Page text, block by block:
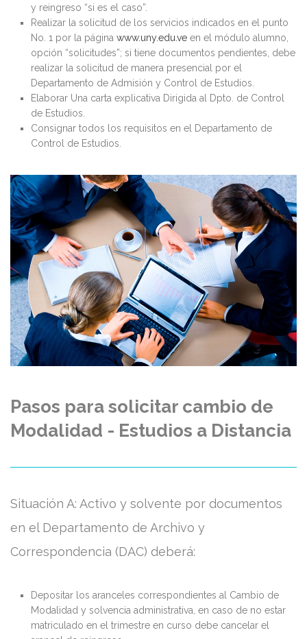
y reingreso “si es el caso”.
Realizar la solicitud de los servicios indicados en el punto
No. 1 por la página www.uny.edu.ve en el módulo alumno,
opción “solicitudes”; si tiene documentos pendientes, debe
realizar la solicitud de manera presencial por el
Departamento de Admisión y Control de Estudios.
Elaborar Una carta explicativa Dirigida al Dpto. de Control
de Estudios.
Consignar todos los requisitos en el Departamento de
Control de Estudios.
Pasos para solicitar cambio de
Modalidad - Estudios a Distancia
Situación A: Activo y solvente por documentos
en el Departamento de Archivo y
Correspondencia (DAC) deberá:
Depositar los aranceles correspondientes al Cambio de
Modalidad y solvencia administrativa, en caso de no estar
matriculado en el trimestre en curso debe cancelar el